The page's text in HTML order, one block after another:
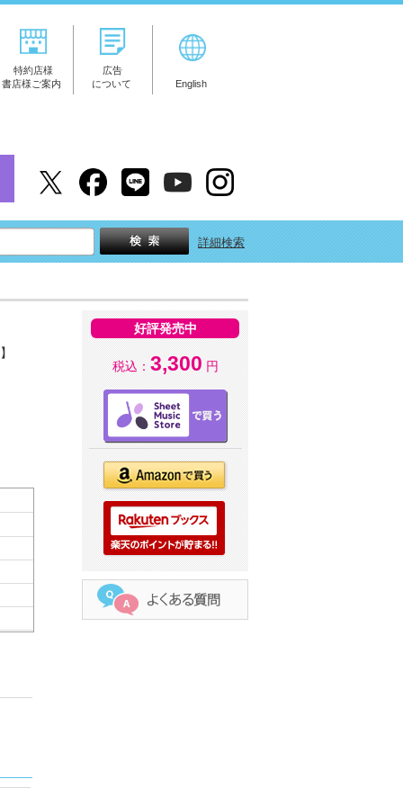
特約店様
書店様ご案内
広告
について
English
詳細検索
好評発売中
税込： 3,300 円